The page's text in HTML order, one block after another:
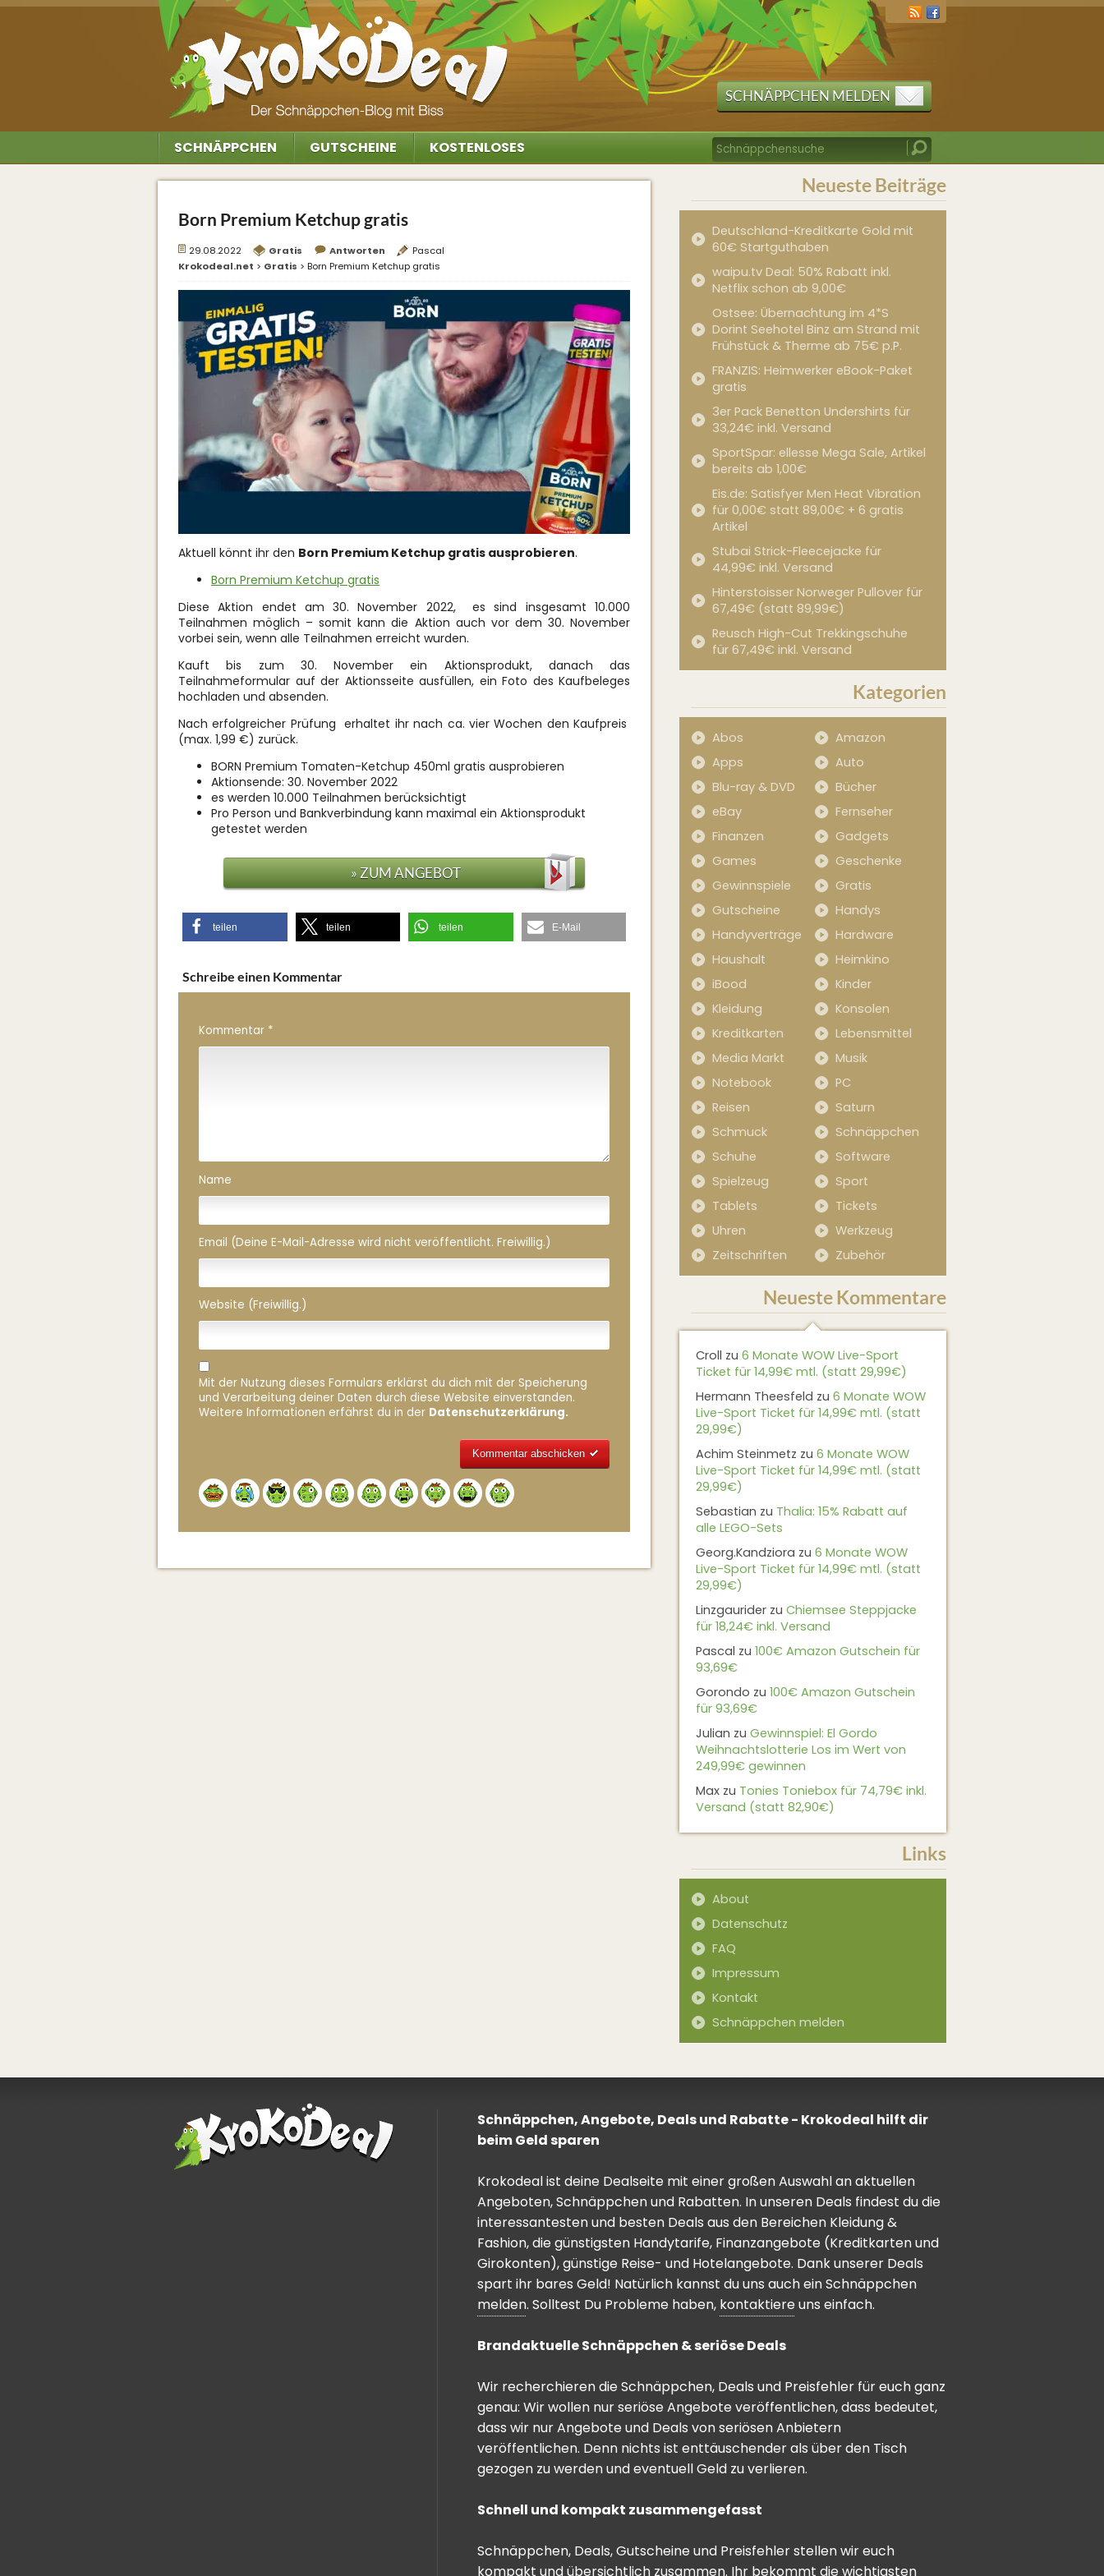
SCHNÄPPCHEN MELDEN
SCHNÄPPCHEN GUTSCHEINE KOSTENLOSES
Born Premium Ketchup gratis
29.08.2022 Gratis Antworten
Pascal
Krokodeal.net > Gratis > Born Premium Ketchup gratis
Aktuell könnt ihr den Born Premium Ketchup gratis ausprobieren.
Born Premium Ketchup gratis
Diese Aktion endet am 30. November 2022, es sind insgesamt 10.000
Teilnahmen möglich – somit kann die Aktion auch vor dem 30. November
vorbei sein, wenn alle Teilnahmen erreicht wurden.
Kauft bis zum 30. November ein Aktionsprodukt, danach das
Teilnahmeformular auf der Aktionsseite ausfüllen, ein Foto des Kaufbeleges
hochladen und absenden.
Nach erfolgreicher Prüfung erhaltet ihr nach ca. vier Wochen den Kaufpreis
(max. 1,99 €) zurück.
BORN Premium Tomaten-Ketchup 450ml gratis ausprobieren
Aktionsende: 30. November 2022
es werden 10.000 Teilnahmen berücksichtigt
Pro Person und Bankverbindung kann maximal ein Aktionsprodukt
getestet werden
» ZUM ANGEBOT
teilen teilen teilen E-Mail
Schreibe einen Kommentar
Kommentar *
Name
Email (Deine E-Mail-Adresse wird nicht veröffentlicht. Freiwillig.)
Website (Freiwillig.)
Mit der Nutzung dieses Formulars erklärst du dich mit der Speicherung
und Verarbeitung deiner Daten durch diese Website einverstanden.
Weitere Informationen erfährst du in der Datenschutzerklärung.
Neueste Beiträge
Deutschland-Kreditkarte Gold mit
60€ Startguthaben
waipu.tv Deal: 50% Rabatt inkl.
Netflix schon ab 9,00€
Ostsee: Übernachtung im 4*S
Dorint Seehotel Binz am Strand mit
Frühstück & Therme ab 75€ p.P.
FRANZIS: Heimwerker eBook-Paket
gratis
3er Pack Benetton Undershirts für
33,24€ inkl. Versand
SportSpar: ellesse Mega Sale, Artikel
bereits ab 1,00€
Eis.de: Satisfyer Men Heat Vibration
für 0,00€ statt 89,00€ + 6 gratis
Artikel
Stubai Strick-Fleecejacke für
44,99€ inkl. Versand
Hinterstoisser Norweger Pullover für
67,49€ (statt 89,99€)
Reusch High-Cut Trekkingschuhe
für 67,49€ inkl. Versand
Kategorien
Abos
Amazon
Apps
Auto
Blu-ray & DVD
Bücher
eBay
Fernseher
Finanzen
Gadgets
Games
Geschenke
Gewinnspiele
Gratis
Gutscheine
Handys
Handyverträge
Hardware
Haushalt
Heimkino
iBood
Kinder
Kleidung
Konsolen
Kreditkarten
Lebensmittel
Media Markt
Musik
Notebook
PC
Reisen
Saturn
Schmuck
Schnäppchen
Schuhe
Software
Spielzeug
Sport
Tablets
Tickets
Uhren
Werkzeug
Zeitschriften
Zubehör
Neueste Kommentare
Croll zu 6 Monate WOW Live-Sport
Ticket für 14,99€ mtl. (statt 29,99€)
Hermann Theesfeld zu 6 Monate WOW
Live-Sport Ticket für 14,99€ mtl. (statt
29,99€)
Achim Steinmetz zu 6 Monate WOW
Live-Sport Ticket für 14,99€ mtl. (statt
29,99€)
Sebastian zu Thalia: 15% Rabatt auf
alle LEGO-Sets
Georg.Kandziora zu 6 Monate WOW
Live-Sport Ticket für 14,99€ mtl. (statt
29,99€)
Linzgaurider zu Chiemsee Steppjacke
für 18,24€ inkl. Versand
Pascal zu 100€ Amazon Gutschein für
93,69€
Gorondo zu 100€ Amazon Gutschein
für 93,69€
Julian zu Gewinnspiel: El Gordo
Weihnachtslotterie Los im Wert von
249,99€ gewinnen
Max zu Tonies Toniebox für 74,79€ inkl.
Versand (statt 82,90€)
Links
About
Datenschutz
FAQ
Impressum
Kontakt
Schnäppchen melden
Schnäppchen, Angebote, Deals und Rabatte - Krokodeal hilft dir
beim Geld sparen
Krokodeal ist deine Dealseite mit einer großen Auswahl an aktuellen
Angeboten, Schnäppchen und Rabatten. In unseren Deals findest du die
interessantesten und besten Deals aus den Bereichen Kleidung &
Fashion, die günstigsten Handytarife, Finanzangebote (Kreditkarten und
Girokonten), günstige Reise- und Hotelangebote. Dank unserer Deals
spart ihr bares Geld! Natürlich kannst du uns auch ein Schnäppchen
melden. Solltest Du Probleme haben, kontaktiere uns einfach.
Brandaktuelle Schnäppchen & seriöse Deals
Wir recherchieren die Schnäppchen, Deals und Preisfehler für euch ganz
genau: Wir wollen nur seriöse Angebote veröffentlichen, dass bedeutet,
dass wir nur Angebote und Deals von seriösen Anbietern
veröffentlichen. Denn nichts ist enttäuschender als über den Tisch
gezogen zu werden und eventuell Geld zu verlieren.
Schnell und kompakt zusammengefasst
Schnäppchen, Deals, Gutscheine und Preisfehler stellen wir euch
kompakt und übersichtlich zusammen. Ihr bekommt die wichtigsten